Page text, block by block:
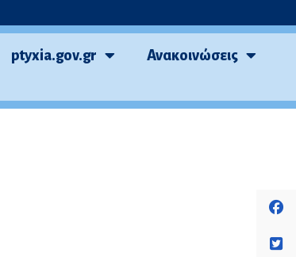
ptyxia.gov.gr
Ανακοινώσεις